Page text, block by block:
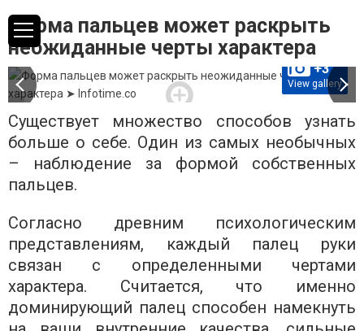
Форма пальцев может раскрыть
неожиданные черты характера
+3
View gallery
Существует множество способов узнать
больше о себе. Один из самых необычных
– наблюдение за формой собственных
пальцев.
Согласно древним психологическим
представлениям, каждый палец руки
связан с определенными чертами
характера. Считается, что именно
доминирующий палец способен намекнуть